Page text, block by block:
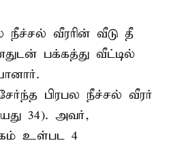
நீச்சல் வீரரின் வீடு தீ
பக்கத்து வீட்டில்
பிரபல நீச்சல் வீரர்
34). அவர்,
உள்பட 4